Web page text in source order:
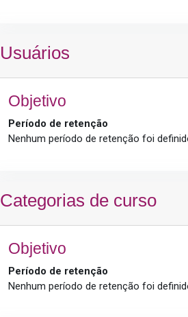
Usuários
Objetivo
Período de retenção
Nenhum período de retenção foi
Categorias de curso
Objetivo
Período de retenção
Nenhum período de retenção foi